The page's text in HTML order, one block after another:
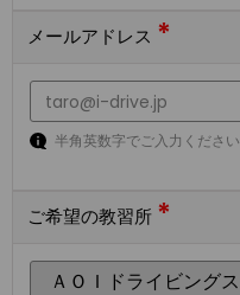
メールアドレス *
半角英数字でご入力ください
ご希望の教習所 *